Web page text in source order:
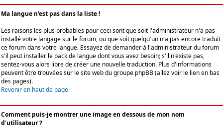
Ma langue n'est pas dans la liste !
Les raisons les plus probables pour ceci sont que soit l'administrateur n'a pas
installé votre langage sur le forum, ou que soit quelqu'un n'a pas encore traduit
ce forum dans votre langue. Essayez de demander à l'administrateur du forum
s'il peut installer le pack de langue dont vous avez besoin; s'il n'existe pas,
sentez-vous alors libre de créer une nouvelle traduction. Plus d'informations
peuvent être trouvées sur le site web du groupe phpBB (allez voir le lien en bas
des pages).
Revenir en haut de page
Comment puis-je montrer une image en dessous de mon nom
d'utilisateur ?